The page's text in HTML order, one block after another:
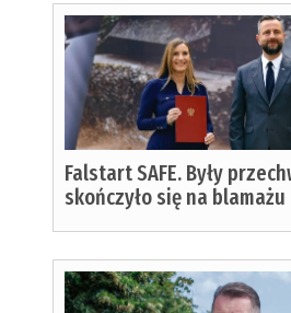
Falstart SAFE. Były
skończyło się na blamażu